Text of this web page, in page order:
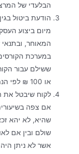
הבלעדי של
מיום ביצוע
המאוחר,
במערכת
או 100 ₪ לפי הנמוך מבניהם כמצוין בחוק.
לקוח שיבטל את
אם צפה
שהיא, לא יהא
שולם ובין אם
אשר לא ניתן